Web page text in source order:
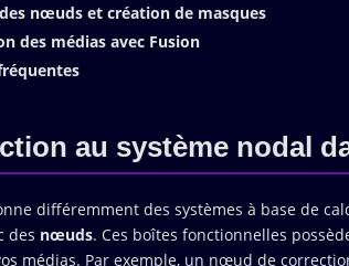
nœuds et création de masques
des médias avec Fusion
au système nodal
différemment des systèmes à base de
des nœuds. Ces boîtes fonctionnelles
médias. Par exemple, un nœud de